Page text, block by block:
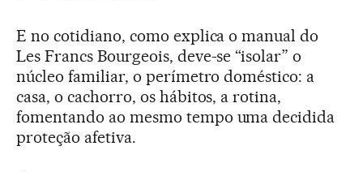
E no cotidiano, como explica o manual do
Les Francs Bourgeois, deve-se “isolar” o
núcleo familiar, o perímetro doméstico: a
casa, o cachorro, os hábitos, a rotina,
fomentando ao mesmo tempo uma decidida
proteção afetiva.